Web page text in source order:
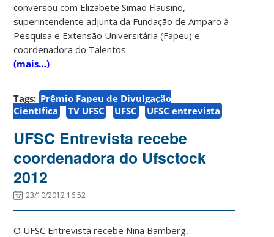
conversou com Elizabete Simão Flausino,
superintendente adjunta da Fundação de Amparo à
Pesquisa e Extensão Universitária (Fapeu) e
coordenadora do Talentos.
(mais…)
Tags: Prêmio Fapeu de Divulgação
Científica
TV UFSC UFSC UFSC entrevista
UFSC Entrevista recebe
coordenadora do Ufsctock
2012
23/10/2012 16:52
O UFSC Entrevista recebe Nina Bamberg,